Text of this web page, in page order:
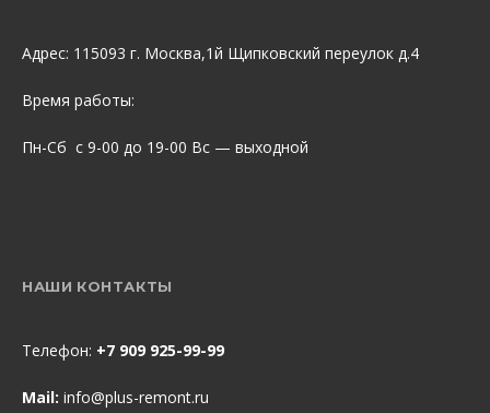
Адрес: 115093 г. Москва,1й Щипковский переулок д.4
Время работы:
Пн-Сб с 9-00 до 19-00 Вс — выходной
НАШИ КОНТАКТЫ
Телефон: +7 909 925-99-99
Mail: info@plus-remont.ru